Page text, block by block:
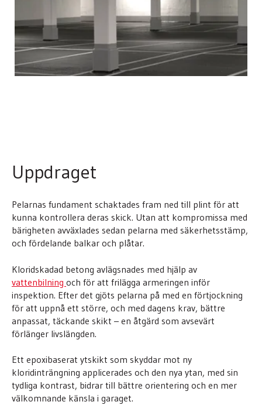
Uppdraget
Pelarnas fundament schaktades fram ned till plint för att
kunna kontrollera deras skick. Utan att kompromissa med
bärigheten avväxlades sedan pelarna med säkerhetsstämp,
och fördelande balkar och plåtar.
Kloridskadad betong avlägsnades med hjälp av
vattenbilning och för att frilägga armeringen inför
inspektion. Efter det gjöts pelarna på med en förtjockning
för att uppnå ett större, och med dagens krav, bättre
anpassat, täckande skikt – en åtgärd som avsevärt
förlänger livslängden.
Ett epoxibaserat ytskikt som skyddar mot ny
kloridinträngning applicerades och den nya ytan, med sin
tydliga kontrast, bidrar till bättre orientering och en mer
välkomnande känsla i garaget.